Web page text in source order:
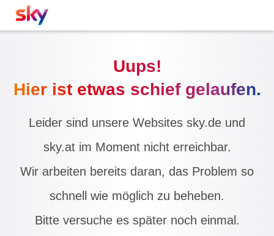
Uups!
Hier ist etwas schief gelaufen.
Leider sind unsere Websites sky.de und
sky.at im Moment nicht erreichbar.
Wir arbeiten bereits daran, das Problem so
schnell wie möglich zu beheben.
Bitte versuche es später noch einmal.